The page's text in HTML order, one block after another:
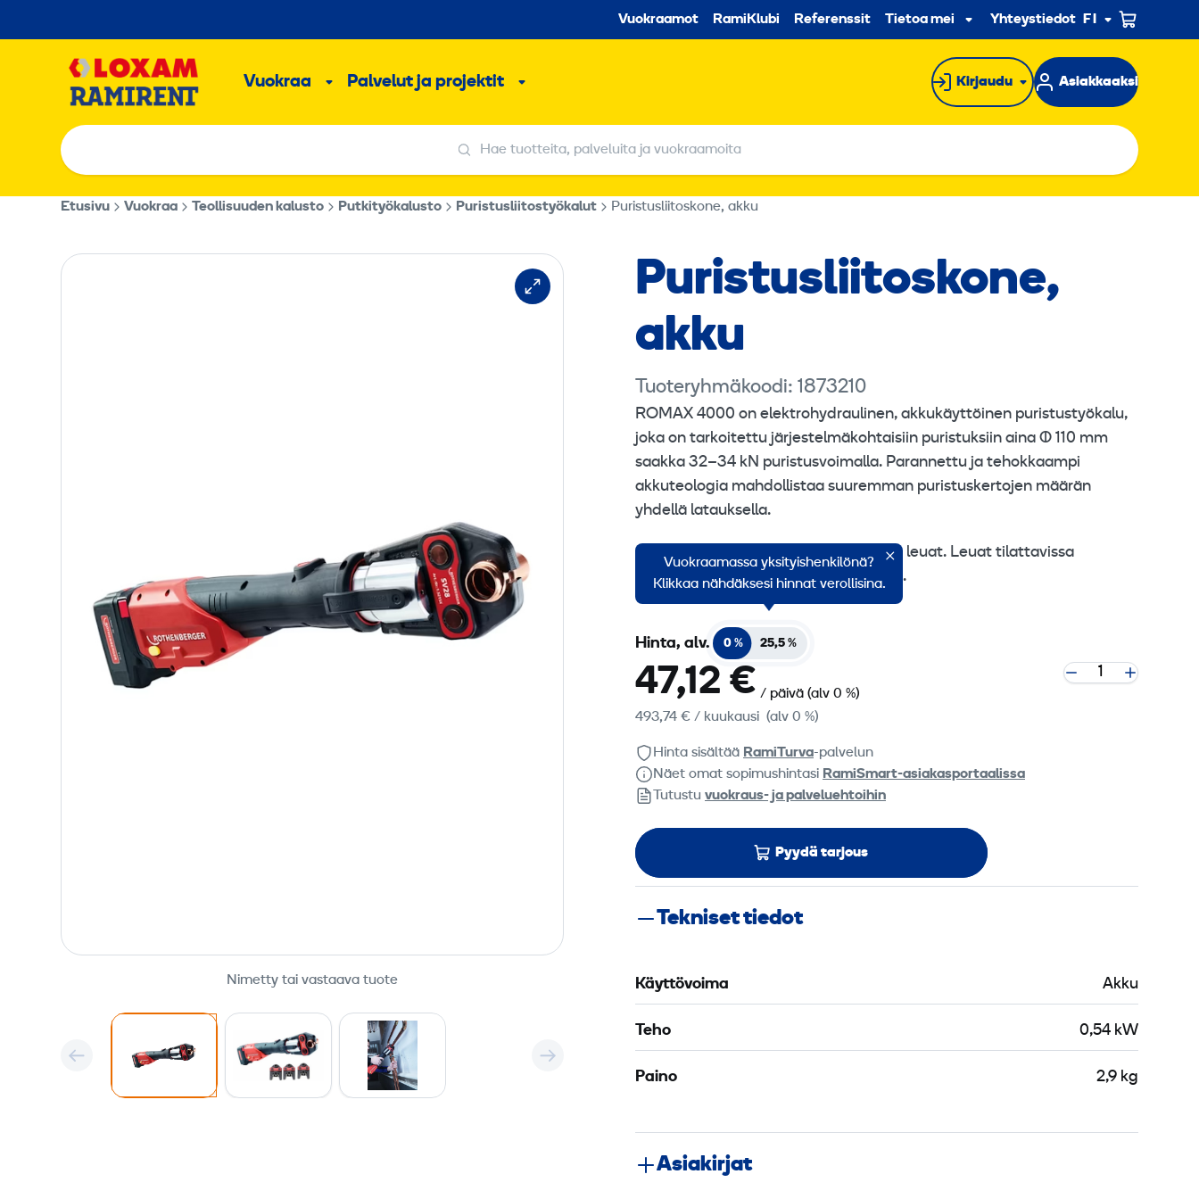
sisältöön
Toissijainen
Vuokraamot RamiKlubi Referenssit Tietoa meistäAlavalikko
Yhteystiedot FI
Vuokraa Alavalikko
Palvelut ja projektit Alavalikko Kirjaudu Asiakkaaksi
Hae tuotteita, palveluita ja vuokraamoita
Hae tuotteita, palveluita ja vuokraamoita
Etusivu Vuokraa Teollisuuden kalusto Putkityökalusto Puristusliitostyökalut Puristusliitoskone, akku
Nimetty tai vastaava tuote
Puristusliitoskone,
akku
Tuoteryhmäkoodi: 1873210
ROMAX 4000 on elektrohydraulinen, akkukäyttöinen puristustyökalu,
joka on tarkoitettu järjestelmäkohtaisiin puristuksiin aina Ø 110 mm
saakka 32–34 kN puristusvoimalla. Parannettu ja tehokkaampi
akkuteologia mahdollistaa suuremman puristuskertojen määrän
yhdellä latauksella.
Saatavina M15-M54 kokoisille liitimille leuat. Leuat tilattavissa
erikseen. Mukana 2 kpl akkuja ja laturi.
Vuokraamassa yksityishenkilönä?
Klikkaa nähdäksesi hinnat verollisina.
Hinta, alv. 0 % 25,5 %
47,12 € / päivä (alv 0 %)
493,74 € / kuukausi (alv 0 %)
Hinta sisältää RamiTurva-palvelun
Näet omat sopimushintasi RamiSmart-asiakasportaalissa
Tutustu vuokraus- ja palveluehtoihin
Pyydä tarjous
Tekniset tiedot
Käyttövoima Akku
Teho 0,54 kW
Paino 2,9 kg
Asiakirjat